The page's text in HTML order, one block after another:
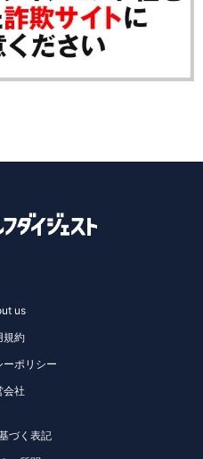
us
規約
ーポリシー
会社
づく表記